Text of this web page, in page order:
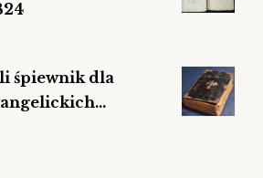
śpiewnik dla